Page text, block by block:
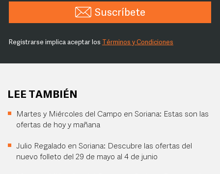
Suscríbete
Registrarse implica aceptar los Términos y Condiciones
LEE TAMBIÉN
Martes y Miércoles del Campo en Soriana: Estas son las
ofertas de hoy y mañana
Julio Regalado en Soriana: Descubre las ofertas del
nuevo folleto del 29 de mayo al 4 de junio